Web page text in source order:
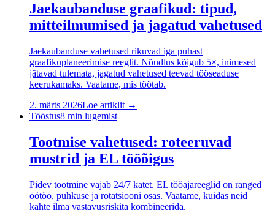
Jaekaubanduse graafikud: tipud,
mitteilmumised ja jagatud vahetused
Jaekaubanduse vahetused rikuvad iga puhast
graafikuplaneerimise reeglit. Nõudlus kõigub 5×, inimesed
jätavad tulemata, jagatud vahetused teevad tööseaduse
keerukamaks. Vaatame, mis töötab.
2. märts 2026Loe artiklit →
Tööstus8 min lugemist
Tootmise vahetused: roteeruvad
mustrid ja EL tööõigus
Pidev tootmine vajab 24/7 katet. EL tööajareeglid on ranged
öötöö, puhkuse ja rotatsiooni osas. Vaatame, kuidas neid
kahte ilma vastavusriskita kombineerida.